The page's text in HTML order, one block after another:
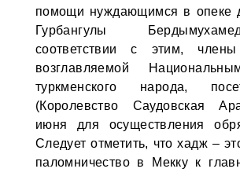
помощи нуждающимся в опеке
Гурбангулы
соответствии с этим, члены
возглавляемой
туркменского народа,
(Королевство Саудовская
июня для осуществления
Следует отметить, что хадж –
паломничество в Мекку к